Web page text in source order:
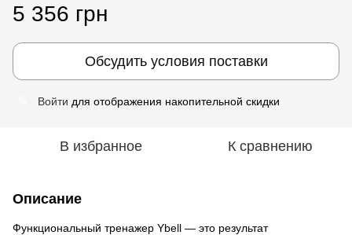
5 356 грн
Обсудить условия поставки
Войти для отображения накопительной скидки
В избранное К сравнению
Описание
Функциональный тренажер Ybell — это результат